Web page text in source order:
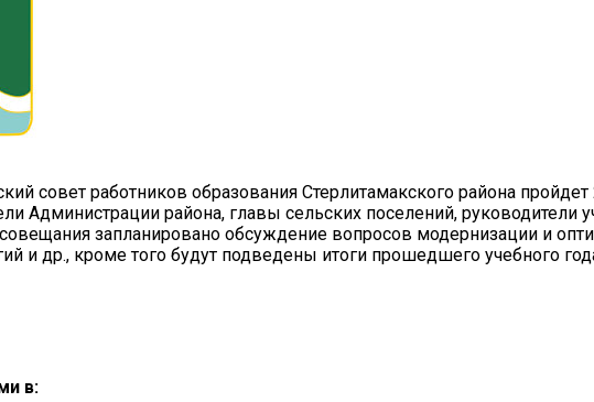
совет работников образования Стерлитамакского района
Администрации района, главы сельских поселений, руководители
запланировано обсуждение вопросов модернизации и
и др., кроме того будут подведены итоги прошедшего учебного
в: